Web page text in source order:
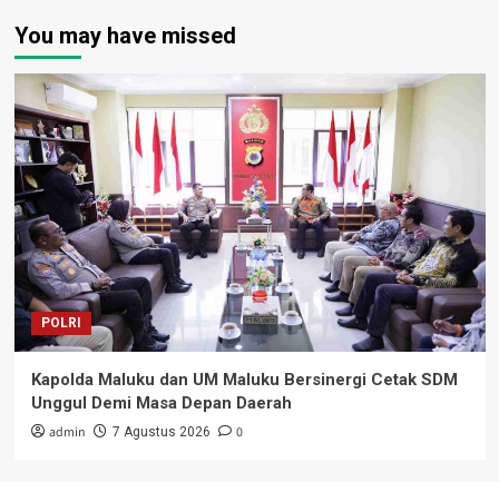
You may have missed
POLRI
Kapolda Maluku dan UM Maluku Bersinergi Cetak SDM
Unggul Demi Masa Depan Daerah
admin 7 Agustus 2026 0